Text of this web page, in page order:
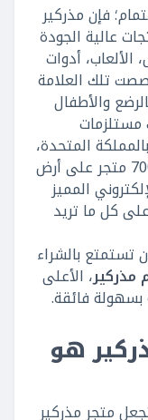
فإن مذركير
عالية الجودة
أدوات
تلك العلامة
والأطفال
مستلزمات
الحوامل؛ حيث تأسست في عام1961 بالمملكة المتحدة،
ولجودة منتجاتها؛ فقد أصبح لديها 700 متجر على أرض
المميز
كل ما تريد
بالشراء
، الأعلى
فائقة.
هو
متجر مذركير